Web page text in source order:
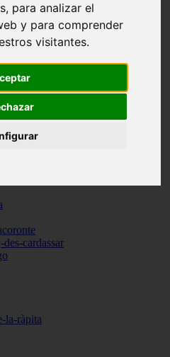
para analizar el
y para comprender
visitantes.
cardassar
la-ràpita